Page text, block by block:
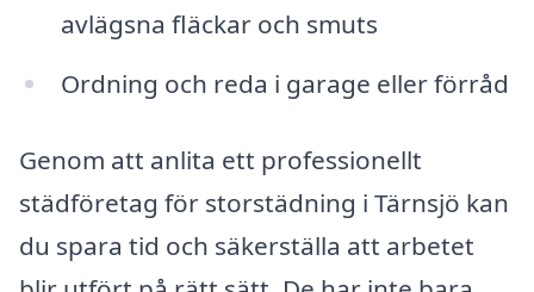
avlägsna fläckar och smuts
Ordning och reda i garage eller förråd
Genom att anlita ett professionellt
städföretag för storstädning i Tärnsjö kan
du spara tid och säkerställa att arbetet